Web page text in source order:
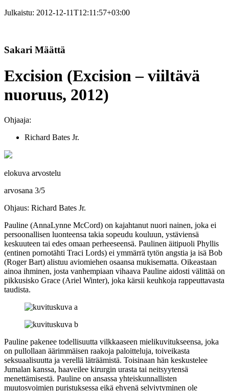
Julkaistu: 2012-12-11T12:11:57+03:00
Sakari Määttä
Excision (Excision – viiltävä
nuoruus, 2012)
Ohjaaja:
Richard Bates Jr.
elokuva arvostelu
arvosana 3/5
Ohjaus: Richard Bates Jr.
Pauline (AnnaLynne McCord) on kajahtanut nuori nainen, joka ei
persoonallisen luonteensa takia sopeudu kouluun, ystäviensä
keskuuteen tai edes omaan perheeseensä. Paulinen äitipuoli Phyllis
(entinen pornotähti Traci Lords) ei ymmärrä tytön angstia ja isä Bob
(Roger Bart) alistuu aviomiehen osaansa mukisematta. Oikeastaan
ainoa ihminen, josta vanhempiaan vihaava Pauline aidosti välittää on
pikkusisko Grace (Ariel Winter), joka kärsii keuhkoja rappeuttavasta
taudista.
Pauline pakenee todellisuutta vilkkaaseen mielikuvitukseensa, joka
on pullollaan äärimmäisen raakoja paloitteluja, toiveikasta
seksuaalisuutta ja verellä läträämistä. Toisinaan hän keskustelee
Jumalan kanssa, haaveilee kirurgin urasta tai neitsyytensä
menettämisestä. Pauline on ansassa yhteiskunnallisten
muutosvoimien puristuksessa eikä ehyenä selviytyminen ole